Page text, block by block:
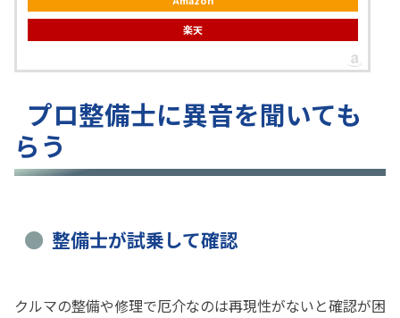
楽天
プロ整備士に異音を聞いても
らう
整備士が試乗して確認
クルマの整備や修理で厄介なのは再現性がないと確認が困